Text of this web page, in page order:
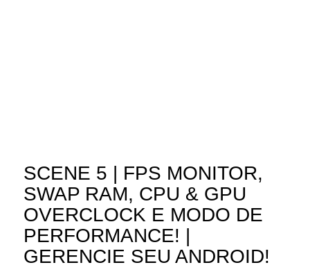
SCENE 5 | FPS MONITOR,
SWAP RAM, CPU & GPU
OVERCLOCK E MODO DE
PERFORMANCE! |
GERENCIE SEU ANDROID!